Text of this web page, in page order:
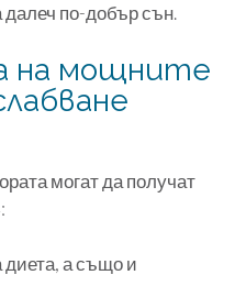
далеч по-добър сън.
на мощните
могат да получат
а също и